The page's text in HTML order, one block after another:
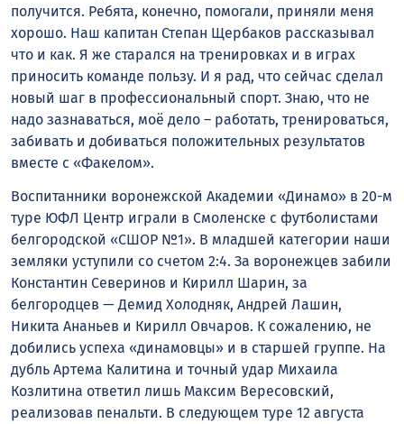
получится. Ребята, конечно, помогали, приняли меня
хорошо. Наш капитан Степан Щербаков рассказывал
что и как. Я же старался на тренировках и в играх
приносить команде пользу. И я рад, что сейчас сделал
новый шаг в профессиональный спорт. Знаю, что не
надо зазнаваться, моё дело – работать, тренироваться,
забивать и добиваться положительных результатов
вместе с «Факелом».
Воспитанники воронежской Академии «Динамо» в 20-м
туре ЮФЛ Центр играли в Смоленске с футболистами
белгородской «СШОР №1». В младшей категории наши
земляки уступили со счетом 2:4. За воронежцев забили
Константин Северинов и Кирилл Шарин, за
белгородцев — Демид Холодняк, Андрей Лашин,
Никита Ананьев и Кирилл Овчаров. К сожалению, не
добились успеха «динамовцы» и в старшей группе. На
дубль Артема Калитина и точный удар Михаила
Козлитина ответил лишь Максим Вересовский,
реализовав пенальти. В следующем туре 12 августа